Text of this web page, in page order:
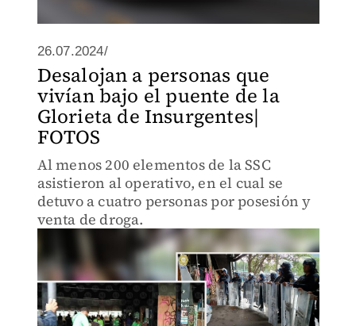
26.07.2024/
Desalojan a personas que
vivían bajo el puente de la
Glorieta de Insurgentes|
FOTOS
Al menos 200 elementos de la SSC
asistieron al operativo, en el cual se
detuvo a cuatro personas por posesión y
venta de droga.